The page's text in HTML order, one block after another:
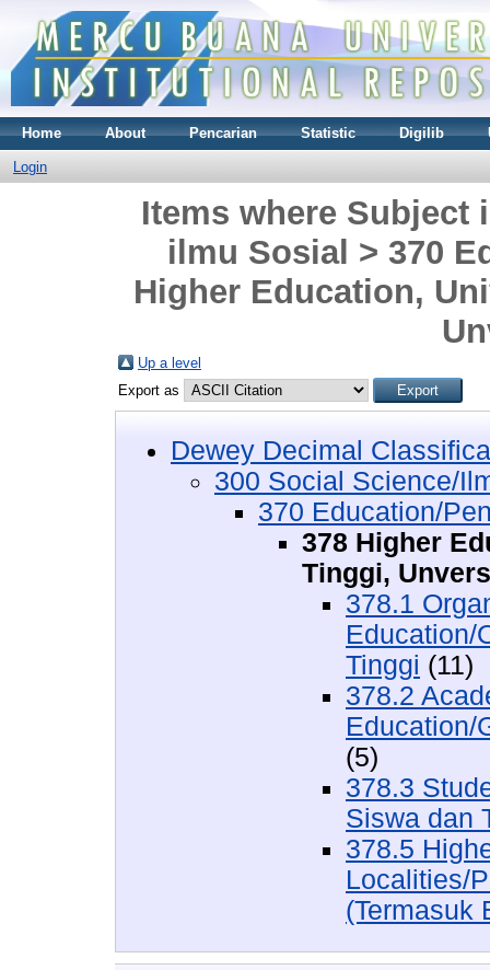
Home About Pencarian Statistic Digilib
Login
Items where Subject
ilmu Sosial > 370
Higher Education,
Up a level
Export as
Dewey Decimal
300 Social Science/
370 Education/
378 Higher
Tinggi,
378.1
Education/
Tinggi (11)
378.2
Education/
(5)
378.3
Siswa dan
378.5
Localities/
(Termasuk